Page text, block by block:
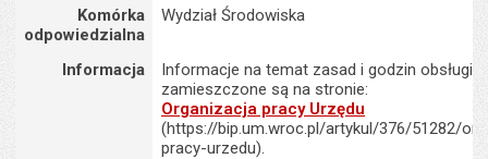
Komórka
odpowiedzialna
Wydział Środowiska
Informacja
Informacje na temat zasad i godzin obsługi
zamieszczone są na stronie:
Organizacja pracy Urzędu
(https://bip.um.wroc.pl/artykul/376/51282/
pracy-urzedu).